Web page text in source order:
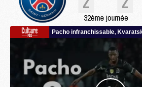
32ème journée